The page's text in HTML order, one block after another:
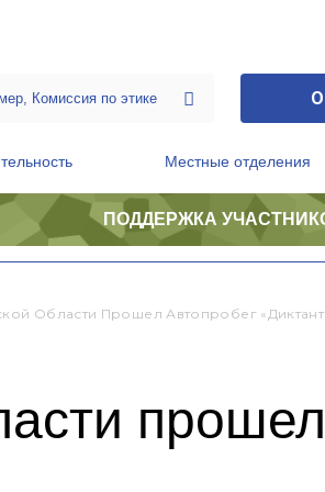
Местные отделения
ПОДДЕРЖКА
Области Прошел Автопробег